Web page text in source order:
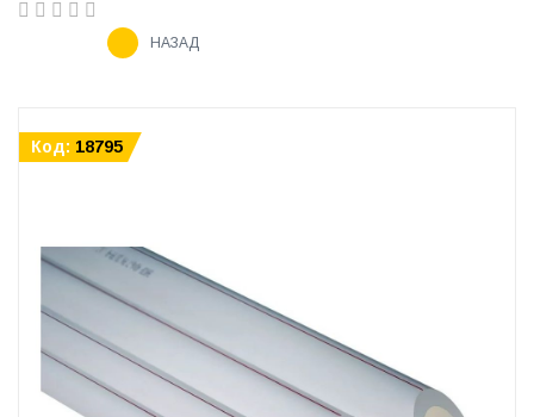
НАЗАД
Код: 18795